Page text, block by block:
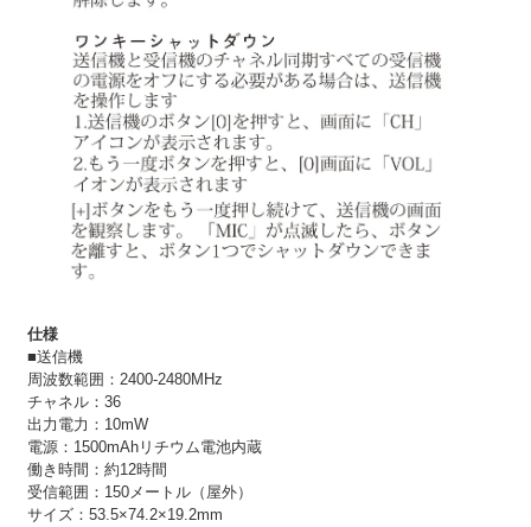
仕様
■送信機
周波数範囲：2400-2480MHz
チャネル：36
出力電力：10mW
電源：1500mAhリチウム電池内蔵
働き時間：約12時間
受信範囲：150メートル（屋外）
サイズ：53.5×74.2×19.2mm